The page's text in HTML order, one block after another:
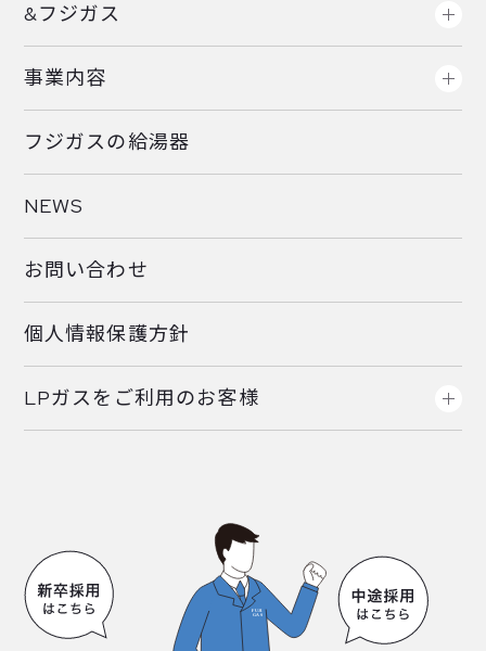
&フジガス
事業内容
フジガスの給湯器
NEWS
お問い合わせ
個人情報保護方針
LPガスをご利用のお客様